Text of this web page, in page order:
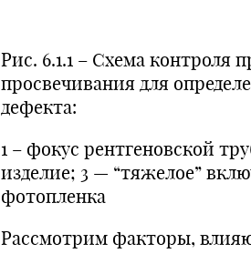
Рис. 6.1.1 – Схема контроля
просвечивания для
дефекта:
1 – фокус рентгеновской
изделие; 3 — “тяжелое”
фотопленка
Рассмотрим факторы,